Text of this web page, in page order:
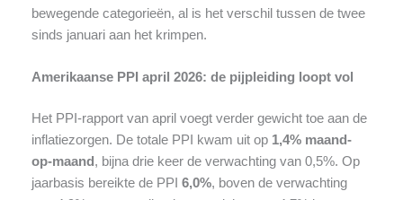
bewegende categorieën, al is het verschil tussen de twee
sinds januari aan het krimpen.
Amerikaanse PPI april 2026: de pijpleiding loopt vol
Het PPI-rapport van april voegt verder gewicht toe aan de
inflatiezorgen. De totale PPI kwam uit op 1,4% maand-
op-maand , bijna drie keer de verwachting van 0,5%. Op
jaarbasis bereikte de PPI 6,0%, boven de verwachting